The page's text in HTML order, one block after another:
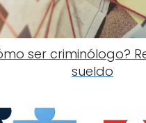
ser criminólogo?
sueldo